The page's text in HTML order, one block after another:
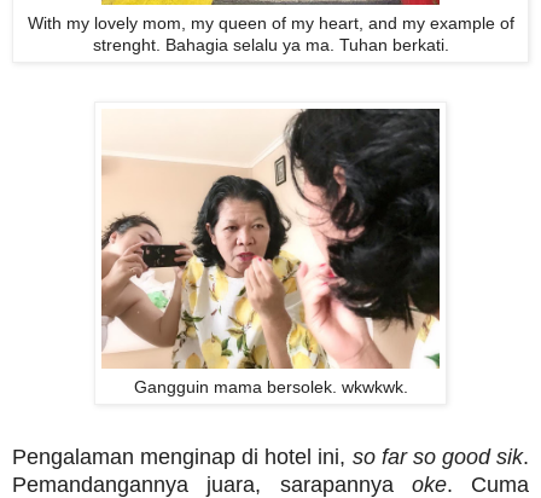
With my lovely mom, my queen of my heart, and my example of
strenght. Bahagia selalu ya ma. Tuhan berkati.
Gangguin mama bersolek. wkwkwk.
Pengalaman menginap di hotel ini, so far so good sik.
Pemandangannya juara, sarapannya oke. Cuma